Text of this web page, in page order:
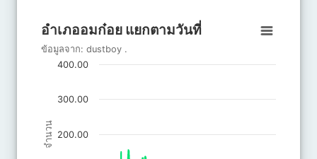
อำเภออมก๋อย แยกตามวันที่
Line chart with 3 lines.
ข้อมูลจาก: dustboy .
จำนวน
อำเภออมก๋อย แยกตามวันที่
ข้อมูลจาก: dustboy .
200.00
300.00
400.00